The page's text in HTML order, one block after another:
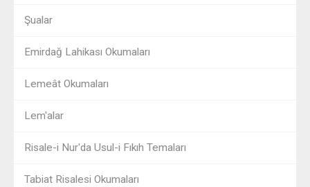
Şualar
Emirdağ Lahikası Okumaları
Lemeât Okumaları
Lem'alar
Risale-i Nur'da Usul-i Fıkıh Temaları
Tabiat Risalesi Okumaları